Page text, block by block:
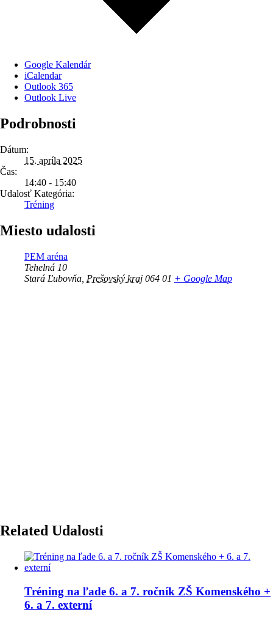
Google Kalendár
iCalendar
Outlook 365
Outlook Live
Podrobnosti
Dátum:
15. apríla 2025
Čas:
14:40 - 15:40
Udalosť Kategória:
Tréning
Miesto udalosti
PEM aréna
Tehelná 10
Stará Ľubovňa Prešovský kraj 064 01 + Google Map
Related Udalosti
Tréning na ľade 6. a 7. ročník ZŠ Komenského +
6. a 7. externí